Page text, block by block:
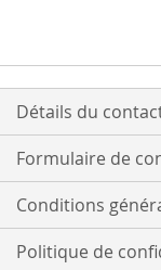
Détails du
Formulaire de
Conditions
Politique de